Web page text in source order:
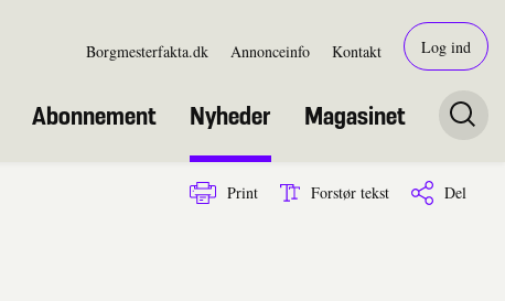
Borgmesterfakta.dk Annonceinfo Kontakt Log ind
Abonnement Nyheder Magasinet
Print Forstør tekst Del